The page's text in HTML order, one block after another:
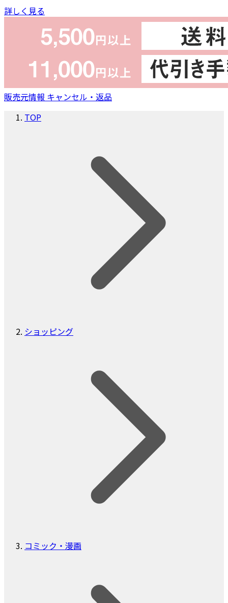
詳しく見る
販売元情報 キャンセル・返品
TOP
ショッピング
コミック・漫画